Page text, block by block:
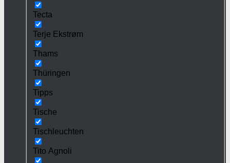
Tecta
Terje Ekstrøm
Thams
Thüringen
Tipps
Tische
Tischleuchten
Tito Agnoli